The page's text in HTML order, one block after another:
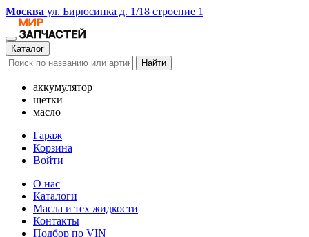
Москва ул. Бирюсинка д. 1/18 строение 1
Каталог
Найти
аккумулятор
щетки
масло
Гараж
Корзина
Войти
О нас
Каталоги
Масла и тех жидкости
Контакты
Подбор по VIN